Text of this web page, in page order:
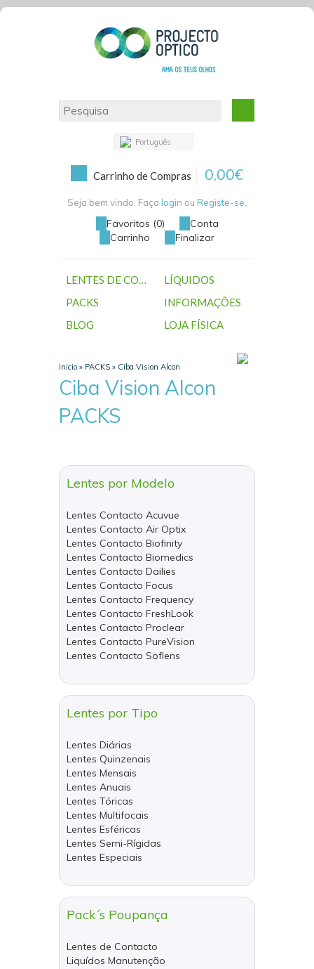
Português
Carrinho de Compras 0,00€
Seja bem vindo. Faça login ou Registe-se
Favoritos (0)
Conta
Carrinho
Finalizar
LENTES DE CONTACTO
LÍQUIDOS
PACKS
INFORMAÇÕES
BLOG
LOJA FÍSICA
Inicio » PACKS » Ciba Vision Alcon
Ciba Vision Alcon
PACKS
Lentes por Modelo
Lentes Contacto Acuvue
Lentes Contacto Air Optix
Lentes Contacto Biofinity
Lentes Contacto Biomedics
Lentes Contacto Dailies
Lentes Contacto Focus
Lentes Contacto Frequency
Lentes Contacto FreshLook
Lentes Contacto Proclear
Lentes Contacto PureVision
Lentes Contacto Soflens
Lentes por Tipo
Lentes Diárias
Lentes Quinzenais
Lentes Mensais
Lentes Anuais
Lentes Tóricas
Lentes Multifocais
Lentes Esféricas
Lentes Semi-Rígidas
Lentes Especiais
Pack´s Poupança
Lentes de Contacto
Liquídos Manutenção